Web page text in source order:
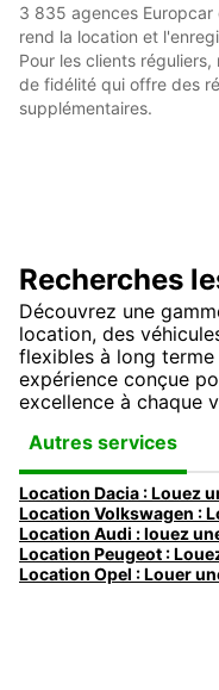
3 835 agences
rend la location et
Pour les clients
de fidélité qui offre des
supplémentaires.
Recherches
Découvrez une
location, des
flexibles à long terme
expérience conçue
excellence à chaque
Autres services